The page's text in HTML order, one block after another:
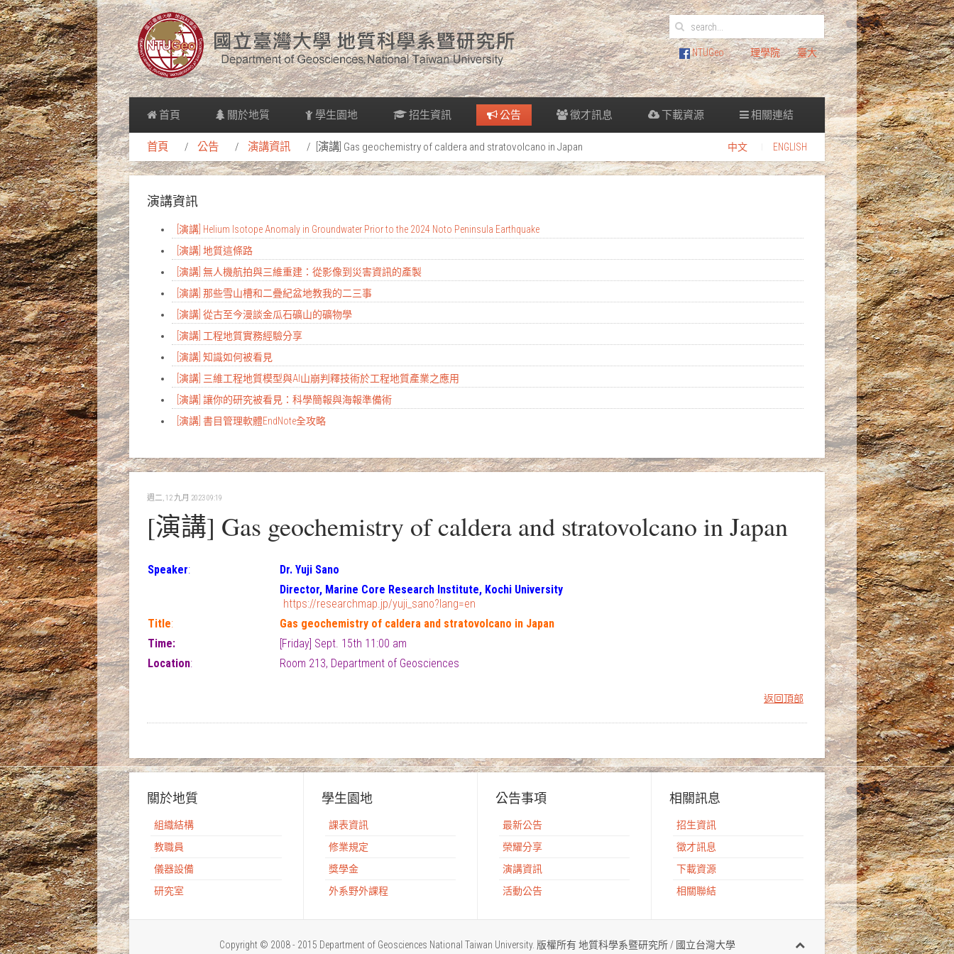
NTUGeo 理學院 臺大
首頁 關於地質 學生園地 招生資訊 公告 徵才訊息 下載資源 相關連結
首頁 公告 演講資訊 [演講] Gas geochemistry of caldera and stratovolcano in Japan 中文 ENGLISH
演講資訊
[演講] Helium Isotope Anomaly in Groundwater Prior to the 2024 Noto Peninsula Earthquake
[演講] 地質這條路
[演講] 無人機航拍與三維重建：從影像到災害資訊的產製
[演講] 那些雪山槽和二疊紀盆地教我的二三事
[演講] 從古至今漫談金瓜石礦山的礦物學
[演講] 工程地質實務經驗分享
[演講] 知識如何被看見
[演講] 三維工程地質模型與AI山崩判釋技術於工程地質產業之應用
[演講] 讓你的研究被看見：科學簡報與海報準備術
[演講] 書目管理軟體EndNote全攻略
週二, 12 九月 2023 09:19
[演講] Gas geochemistry of caldera and stratovolcano in Japan
Speaker:
Dr. Yuji Sano
Director, Marine Core Research Institute, Kochi University
https://researchmap.jp/yuji_sano?lang=en
Title:
Gas geochemistry of caldera and stratovolcano in Japan
Time:
[Friday] Sept. 15th 11:00 am
Location: Room 213, Department of Geosciences
返回頂部
關於地質
組織結構
教職員
儀器設備
研究室
學生園地
課表資訊
修業規定
獎學金
外系野外課程
公告事項
最新公告
榮耀分享
演講資訊
活動公告
相關訊息
招生資訊
徵才訊息
下載資源
相關聯結
Copyright © 2008 - 2015 Department of Geosciences National Taiwan University. 版權所有 地質科學系暨研究所 / 國立台灣大學